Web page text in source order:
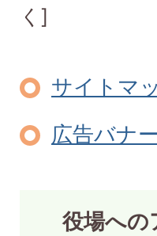
く]
サイトマ
広告バナ
役場への